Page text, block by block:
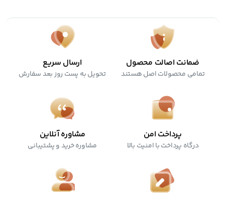
ضمانت اصالت محصول
تمامی محصولات اصل هستند
ارسال سریع
تحویل به پست روز بعد سفارش
پرداخت امن
درگاه پرداخت با امنیت بالا
مشاوره آنلاین
مشاوره خرید و پشتیبانی